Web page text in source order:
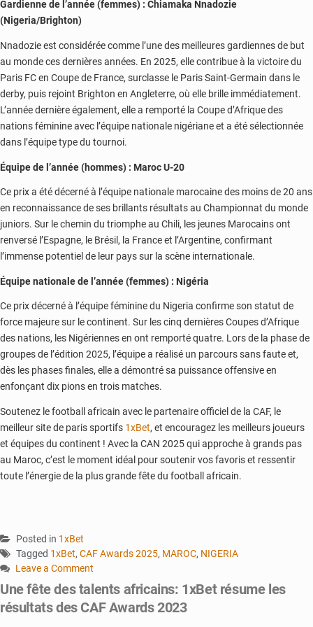
Gardienne de l’année (femmes) : Chiamaka Nnadozie
(Nigeria/Brighton)
Nnadozie est considérée comme l’une des meilleures gardiennes de but
au monde ces dernières années. En 2025, elle contribue à la victoire du
Paris FC en Coupe de France, surclasse le Paris Saint-Germain dans le
derby, puis rejoint Brighton en Angleterre, où elle brille immédiatement.
L’année dernière également, elle a remporté la Coupe d’Afrique des
nations féminine avec l’équipe nationale nigériane et a été sélectionnée
dans l’équipe type du tournoi.
Équipe de l’année (hommes) : Maroc U-20
Ce prix a été décerné à l’équipe nationale marocaine des moins de 20 ans
en reconnaissance de ses brillants résultats au Championnat du monde
juniors. Sur le chemin du triomphe au Chili, les jeunes Marocains ont
renversé l’Espagne, le Brésil, la France et l’Argentine, confirmant
l’immense potentiel de leur pays sur la scène internationale.
Équipe nationale de l’année (femmes) : Nigéria
Ce prix décerné à l’équipe féminine du Nigeria confirme son statut de
force majeure sur le continent. Sur les cinq dernières Coupes d’Afrique
des nations, les Nigériennes en ont remporté quatre. Lors de la phase de
groupes de l’édition 2025, l’équipe a réalisé un parcours sans faute et,
dès les phases finales, elle a démontré sa puissance offensive en
enfonçant dix pions en trois matches.
Soutenez le football africain avec le partenaire officiel de la CAF, le
meilleur site de paris sportifs 1xBet, et encouragez les meilleurs joueurs
et équipes du continent ! Avec la CAN 2025 qui approche à grands pas
au Maroc, c’est le moment idéal pour soutenir vos favoris et ressentir
toute l’énergie de la plus grande fête du football africain.
Posted in 1xBet
Tagged 1xBet, CAF Awards 2025, MAROC, NIGERIA
Leave a Comment
Résultats
de
Une fête des talents africains: 1xBet résume les
résultats des CAF Awards 2023